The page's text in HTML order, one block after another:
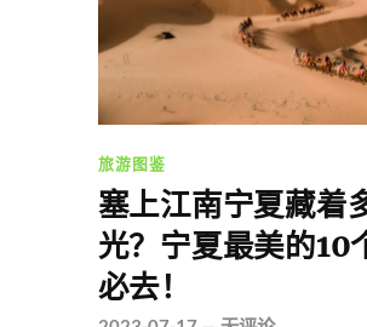
旅游图鉴
塞上江南宁夏藏着
光？宁夏最美的10
必去！